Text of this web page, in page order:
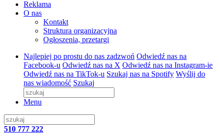
Reklama
O nas
Kontakt
Struktura organizacyjna
Ogłoszenia, przetargi
Najlepiej po prostu do nas zadzwoń Odwiedź nas na
Facebook-u Odwiedź nas na X Odwiedź nas na Instagram-ie
Odwiedź nas na TikTok-u Szukaj nas na Spotify Wyślij do
nas wiadomość Szukaj
Menu
510 777 222